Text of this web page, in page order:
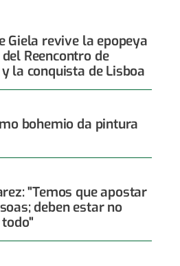
Giela revive la epopeya
Reencontro de
la conquista de Lisboa
bohemio da pintura
"Temos que apostar
deben estar no